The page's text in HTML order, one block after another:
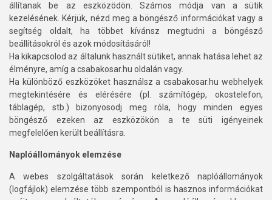
állítanak be az eszközödön. Számos módja van a sütik
kezelésének. Kérjük, nézd meg a böngésző információkat vagy a
segítség oldalt, ha többet kívánsz megtudni a böngésző
beállításokról és azok módosításáról!
Ha kikapcsolod az általunk használt sütiket, annak hatása lehet az
élményre, amíg a csabakosar.hu oldalán vagy.
Ha különböző eszközöket használsz a csabakosar.hu webhelyek
megtekintésére és elérésére (pl. számítógép, okostelefon,
táblagép, stb.) bizonyosodj meg róla, hogy minden egyes
böngésző ezeken az eszközökön a te süti igényeinek
megfelelően került beállításra.
Naplóállományok elemzése
A webes szolgáltatások során keletkező naplóállományok
(logfájlok) elemzése több szempontból is hasznos információkat